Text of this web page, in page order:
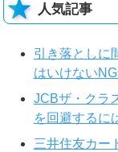
人気記事
引き落としに
はいけない
JCBザ・クラ
を回避するに
三井住友カー